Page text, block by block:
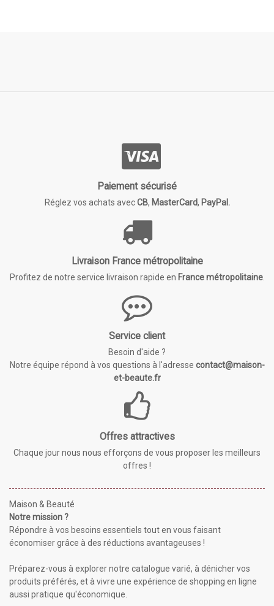
Paiement sécurisé
Réglez vos achats avecCB, MasterCard, PayPal.
Livraison France métropolitaine
Profitez de notre service livraison rapide en France métropolitaine.
Service client
Besoin d'aide ?
Notre équipe répond à vos questions à l'adresse contact@maison-
et-beaute.fr
Offres attractives
Chaque jour nous nous efforçons de vous proposer les meilleurs
offres !
Maison & Beauté
Notre mission ?
Répondre à vos besoins essentiels tout en vous faisant
économiser grâce à des réductions avantageuses !
Préparez-vous à explorer notre catalogue varié, à dénicher vos
produits préférés, et à vivre une expérience de shopping en ligne
aussi pratique qu'économique.